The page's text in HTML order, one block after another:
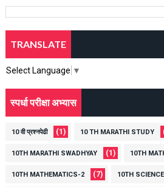
TRANSLATE
Select Language ▼
स्पर्धा परीक्षा अभ्यास
10 वी प्रश्नपेढी (1) 10 TH MARATHI STUDY
10TH MARATHI SWADHYAY (1) 10TH
10TH MATHEMATICS-2 (7) 10TH